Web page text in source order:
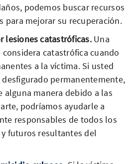
podemos buscar recursos
para mejorar su recuperación.
lesiones catastróficas.Una
catastrófica cuando
a la víctima. Si usted
permanentemente,
alguna manera debido a las
podríamos ayudarle a
responsables de todos los
futuros resultantes del